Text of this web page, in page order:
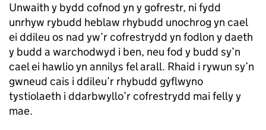
Unwaith y bydd cofnod yn y gofrestr, ni fydd
unrhyw rybudd heblaw rhybudd unochrog yn cael
ei ddileu os nad yw’r cofrestrydd yn fodlon y daeth
y budd a warchodwyd i ben, neu fod y budd sy’n
cael ei hawlio yn annilys fel arall. Rhaid i rywun sy’n
gwneud cais i ddileu’r rhybudd gyflwyno
tystiolaeth i ddarbwyllo’r cofrestrydd mai felly y
mae.